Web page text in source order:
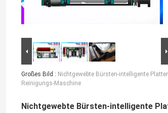
Großes Bild : Nichtgewebte Bürsten-intelligente
Reinigungs-Maschine
Nichtgewebte Bürsten-intelligente